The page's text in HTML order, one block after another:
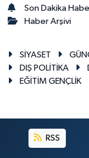
Son Dakika
Haber Arşivi
SİYASET
DIŞ POLİTİKA
EĞİTİM GENÇLİK
RSS